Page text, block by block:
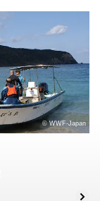
© WWF-Japan